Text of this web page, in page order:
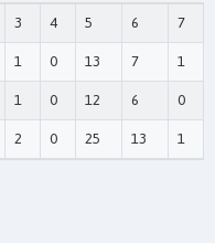
3 4 5 6 7
1 0 13 7 1
1 0 12 6 0
2 0 25 13 1